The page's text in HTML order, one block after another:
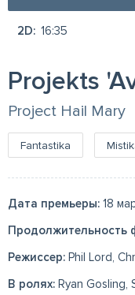
2D: 16:35
Projekts
Project Hail Mary
Fantastika
Дата премьеры: 18
Продолжительность
Режиссер: Phil Lord,
В ролях: Ryan Gosling,